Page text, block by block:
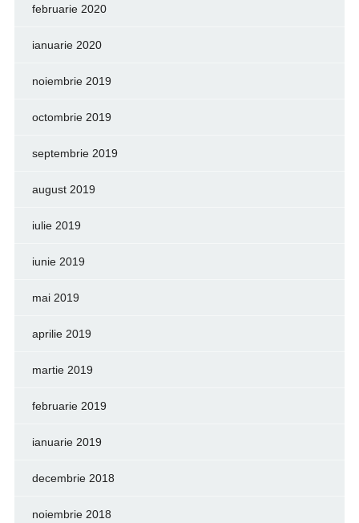
februarie 2020
ianuarie 2020
noiembrie 2019
octombrie 2019
septembrie 2019
august 2019
iulie 2019
iunie 2019
mai 2019
aprilie 2019
martie 2019
februarie 2019
ianuarie 2019
decembrie 2018
noiembrie 2018